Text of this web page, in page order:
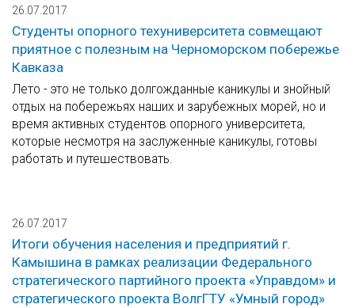
26.07.2017
Студенты опорного техуниверситета совмещают
приятное с полезным на Черноморском побережье
Кавказа
Лето - это не только долгожданные каникулы и знойный
отдых на побережьях наших и зарубежных морей, но и
время активных студентов опорного университета,
которые несмотря на заслуженные каникулы, готовы
работать и путешествовать.
26.07.2017
Итоги обучения населения и предприятий г.
Камышина в рамках реализации Федерального
стратегического партийного проекта «Управдом» и
стратегического проекта ВолгГТУ «Умный город»